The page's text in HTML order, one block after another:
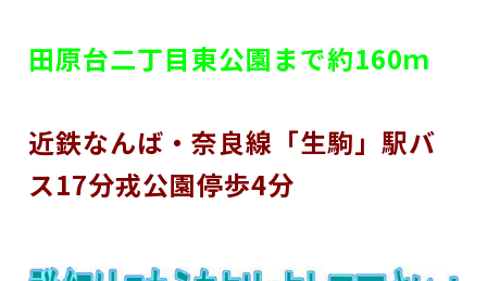
田原台二丁目東公園まで約160ｍ
近鉄なんば・奈良線「生駒」駅バ
ス17分戎公園停歩4分